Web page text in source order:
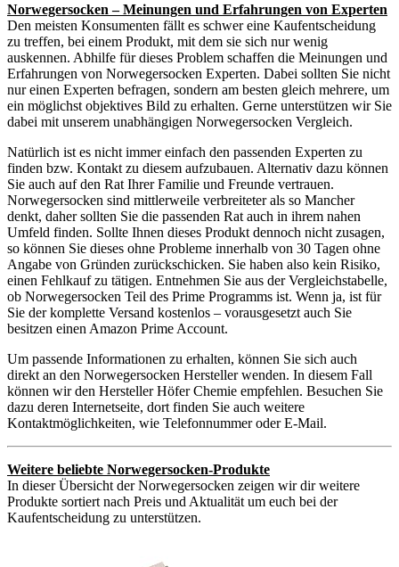
Norwegersocken – Meinungen und Erfahrungen von Experten
Den meisten Konsumenten fällt es schwer eine Kaufentscheidung
zu treffen, bei einem Produkt, mit dem sie sich nur wenig
auskennen. Abhilfe für dieses Problem schaffen die Meinungen und
Erfahrungen von Norwegersocken Experten. Dabei sollten Sie nicht
nur einen Experten befragen, sondern am besten gleich mehrere, um
ein möglichst objektives Bild zu erhalten. Gerne unterstützen wir Sie
dabei mit unserem unabhängigen Norwegersocken Vergleich.
Natürlich ist es nicht immer einfach den passenden Experten zu
finden bzw. Kontakt zu diesem aufzubauen. Alternativ dazu können
Sie auch auf den Rat Ihrer Familie und Freunde vertrauen.
Norwegersocken sind mittlerweile verbreiteter als so Mancher
denkt, daher sollten Sie die passenden Rat auch in ihrem nahen
Umfeld finden. Sollte Ihnen dieses Produkt dennoch nicht zusagen,
so können Sie dieses ohne Probleme innerhalb von 30 Tagen ohne
Angabe von Gründen zurückschicken. Sie haben also kein Risiko,
einen Fehlkauf zu tätigen. Entnehmen Sie aus der Vergleichstabelle,
ob Norwegersocken Teil des Prime Programms ist. Wenn ja, ist für
Sie der komplette Versand kostenlos – vorausgesetzt auch Sie
besitzen einen Amazon Prime Account.
Um passende Informationen zu erhalten, können Sie sich auch
direkt an den Norwegersocken Hersteller wenden. In diesem Fall
können wir den Hersteller Höfer Chemie empfehlen. Besuchen Sie
dazu deren Internetseite, dort finden Sie auch weitere
Kontaktmöglichkeiten, wie Telefonnummer oder E-Mail.
Weitere beliebte Norwegersocken-Produkte
In dieser Übersicht der Norwegersocken zeigen wir dir weitere
Produkte sortiert nach Preis und Aktualität um euch bei der
Kaufentscheidung zu unterstützen.